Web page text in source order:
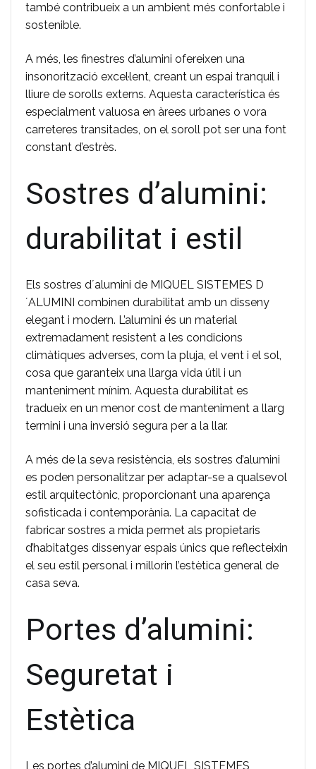
també contribueix a un ambient més confortable i
sostenible.
A més, les finestres d’alumini ofereixen una
insonorització excel·lent, creant un espai tranquil i
lliure de sorolls externs. Aquesta característica és
especialment valuosa en àrees urbanes o vora
carreteres transitades, on el soroll pot ser una font
constant d’estrès.
Sostres d’alumini:
durabilitat i estil
Els sostres d´alumini de MIQUEL SISTEMES D
´ALUMINI combinen durabilitat amb un disseny
elegant i modern. L’alumini és un material
extremadament resistent a les condicions
climàtiques adverses, com la pluja, el vent i el sol,
cosa que garanteix una llarga vida útil i un
manteniment mínim. Aquesta durabilitat es
tradueix en un menor cost de manteniment a llarg
termini i una inversió segura per a la llar.
A més de la seva resistència, els sostres d’alumini
es poden personalitzar per adaptar-se a qualsevol
estil arquitectònic, proporcionant una aparença
sofisticada i contemporània. La capacitat de
fabricar sostres a mida permet als propietaris
d’habitatges dissenyar espais únics que reflecteixin
el seu estil personal i millorin l’estètica general de
casa seva.
Portes d’alumini:
Seguretat i
Estètica
Les portes d’alumini de MIQUEL SISTEMES